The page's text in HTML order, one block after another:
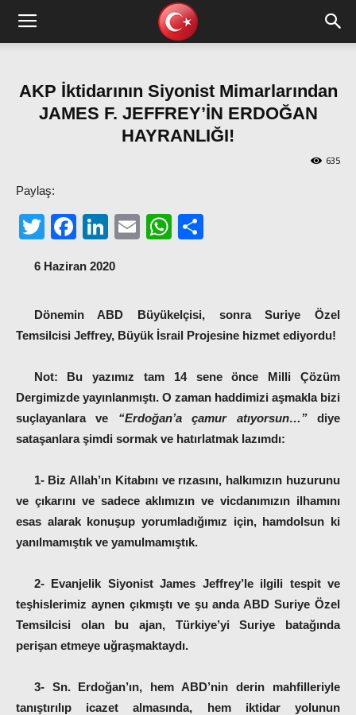
AKP İktidarının Siyonist Mimarlarından
JAMES F. JEFFREY’İN ERDOĞAN
HAYRANLIĞI!
635
Paylaş:
TwitterFacebook
LinkedIn
EmailWhatsApp
6 Haziran 2020
Dönemin ABD Büyükelçisi, sonra Suriye Özel
Temsilcisi Jeffrey, Büyük İsrail Projesine hizmet ediyordu!
Not: Bu yazımız tam 14 sene önce Milli Çözüm
Dergimizde yayınlanmıştı. O zaman haddimizi aşmakla bizi
suçlayanlara ve “Erdoğan’a çamur atıyorsun…”
diye
sataşanlara şimdi sormak ve hatırlatmak lazımdı:
1- Biz Allah’ın Kitabını ve rızasını, halkımızın huzurunu
ve çıkarını ve sadece aklımızın ve vicdanımızın ilhamını
esas alarak konuşup yorumladığımız için, hamdolsun ki
yanılmamıştık ve yamulmamıştık.
2- Evanjelik Siyonist James Jeffrey’le ilgili tespit ve
teşhislerimiz aynen çıkmıştı ve şu anda ABD Suriye Özel
Temsilcisi olan bu ajan, Türkiye’yi Suriye batağında
perişan etmeye uğraşmaktaydı.
3- Sn. Erdoğan’ın, hem ABD’nin derin mahfilleriyle
tanıştırılıp icazet almasında, hem iktidar yolunun